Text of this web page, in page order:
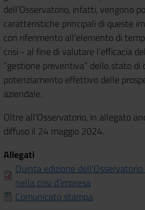
dell’Osservatorio, infatti, vengono
caratteristiche principali di queste
con riferimento all’elemento di
crisi - al fine di valutare l’efficacia
“gestione preventiva” dello stato di
potenziamento effettivo delle
aziendale.
Oltre all'Osservatorio, in allegato
diffuso il 24 maggio 2024.
Allegati
Quinta edizione
nella crisi d’impresa
Comunicato stampa